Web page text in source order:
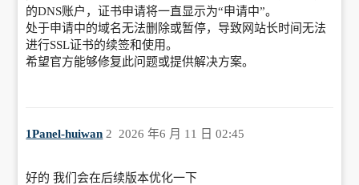
的DNS账户，证书申请将一直显示为“申请中”。
处于申请中的域名无法删除或暂停，导致网站长时间无法
进行SSL证书的续签和使用。
希望官方能够修复此问题或提供解决方案。
1Panel-huiwan 2026 年6 月 11 日 02:45
2
好的 我们会在后续版本优化一下